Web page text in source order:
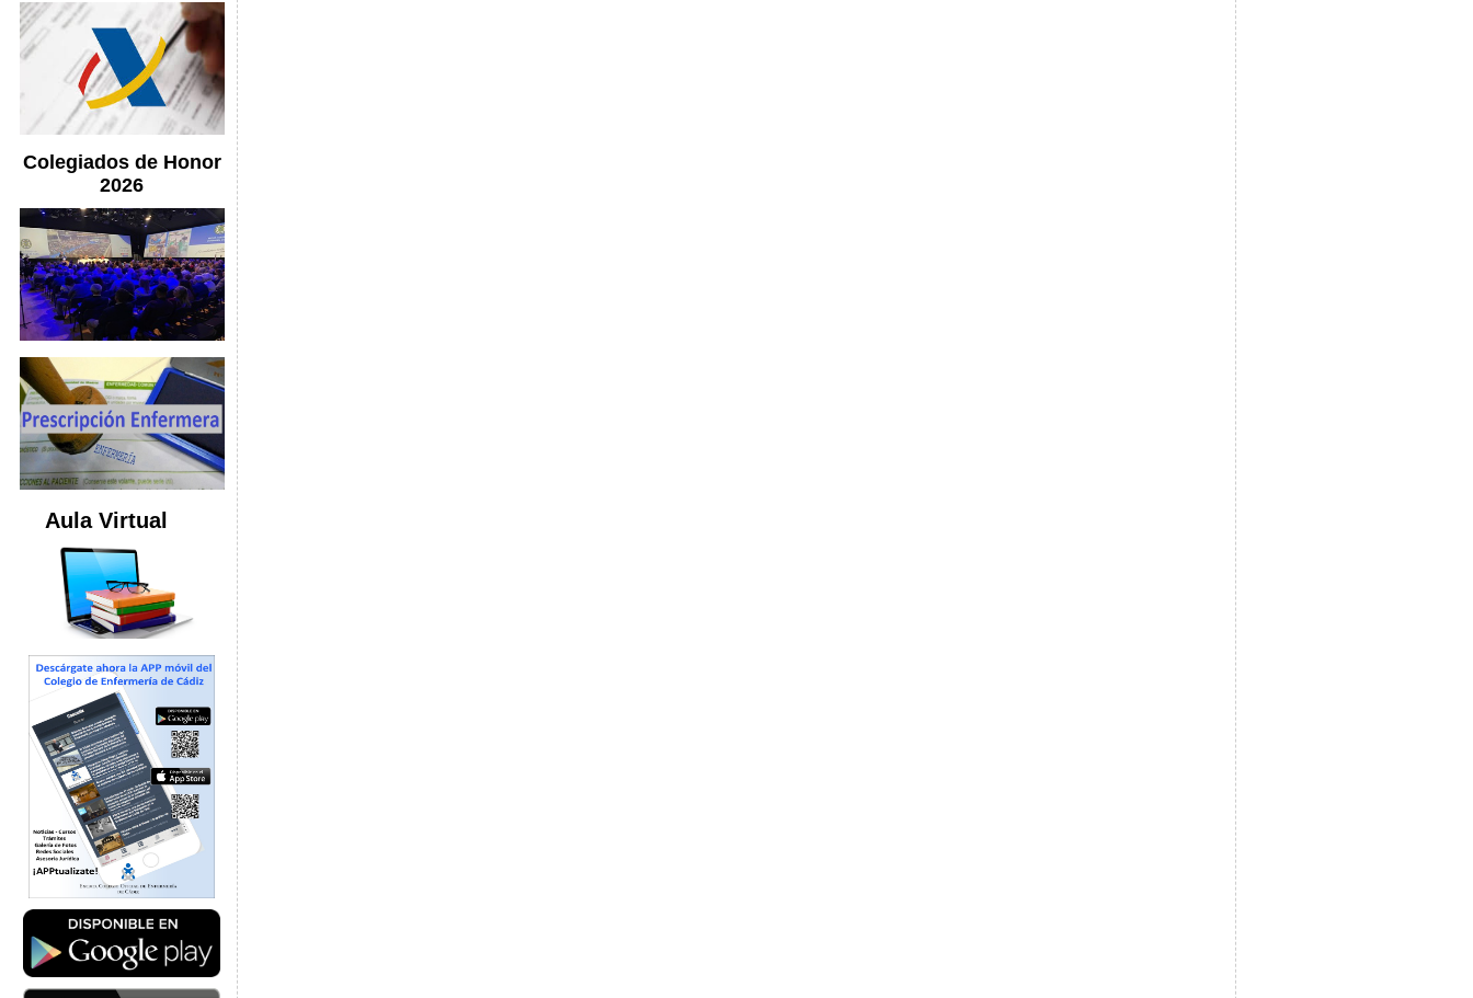
Colegiados de Honor
2026
Aula Virtual